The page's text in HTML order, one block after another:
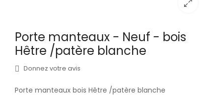
Porte manteaux - Neuf - bois
Hêtre /patère blanche
Donnez votre avis
Porte manteaux bois Hêtre /patère blanche